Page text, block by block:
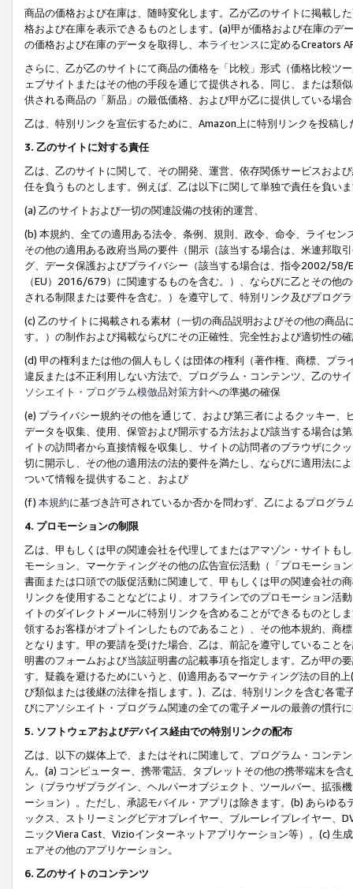
商品の価格および在庫は、随時変化します。乙が乙のサイトに掲載し
格および在庫を表示できるものとします。(a)甲が価格および在庫の
の価格および在庫のデータを取得し、 本ライセンスに定めるCreators
さらに、乙が乙のサイトにて商品の価格を「比較」形式（価格比較ツ
ェブサイトまたはその他の手段を通じて提供される、同じ、または類
供される商品の「新品」の最低価格、および甲が乙に提供している場
乙は、特別リンクを宣伝するために、Amazon上に特別リンクを投稿
3. 乙のサイトに対する責任
乙は、乙のサイトに関して、その開発、運営、依存関係サービスおよ
任を負うものとします。例えば、乙は以下に関して単独で責任を負い
(a) 乙のサイトおよび一切の関連設備の技術的運営、
(b) 本規約、全ての適用ある法令、条例、規則、政令、命令、ライセ
その他の適用ある政府当局の要件（開示（該当する場合は、米連邦取
グ、データ保護およびプライバシー（該当する場合は、指令2002/58/
（EU）2016/679）に関連するものを含む。）、ならびに乙とその他
される制限または要件を含む。）を遵守して、特別リンク及びプログ
(c) 乙のサイトに掲載される素材（一切の商品説明およびその他の商
す。）の制作および掲載ならびにその正確性、完全性および適切性の
(d) 甲の権利または他の個人もしくは団体の権利（著作権、商標、プ
違反または不正利用しない方法で、プログラム・コンテンツ、乙のサ
ソシエイト・プログラム模倣品対策方針への準拠の確保
(e) プライバシー規約その他を通じて、および第三者によるクッキー
データを収集、使用、保管および開示する方法および該当する場合は
イトの訪問者から直接情報を収集し、サイトの訪問者のブラウザにク
切に開示し、その他の適用法の法的要件を満たし、ならびに適用法に
ついて情報を提供すること、および
(f) 本規約に基づき許可されているか否かを問わず、乙によるプログ
4. プロモーションの制限
乙は、甲もしくは甲の関連会社を代理してまたはアマゾン・サイトも
モーション、マーケティングその他の広告宣伝活動（「プロモーショ
書面または口頭での販促活動に関連して、甲もしくは甲の関連会社の
リンクを使用することなどにより、オフラインでのプロモーション活
イトのダイレクトメールに特別リンクを含めることができるものとし
領するお客様がオプトインしたものであること）、その他本規約、商
となります。甲の要請を受けた場合、乙は、前記を遵守していること
明書のフォームおよび当該証明書の記載事項を指定します。乙が甲の
す。疑義を避けるためにいうと、(i)適用あるマーケティング法の目的
び類似または後継の法律を指します。)、乙は、特別リンクを含む各
びにアソシエイト・プログラム関連の全ての電子メールの最善の慣行
5. ソフトウェアおよびデバイス経由での特別リンクの配布
乙は、以下の媒体上で、またはそれに関連して、プログラム・コンテ
ん。(a) コンピューター、携帯電話、タブレットその他の携帯端末を
ン（ブラウザプラグイン、ヘルパーオブジェクト、ツールバー、拡張
ーション）。ただし、承認モバイル・アプリは除きます。(b) あらゆ
ックス、ストリーミングビデオプレイヤー、ブルーレイプレイヤー、
ニックViera Cast、Vizioインターネットアプリケーション等）。(c)
ェアその他のアプリケーション。
6. 乙のサイトのコンテンツ